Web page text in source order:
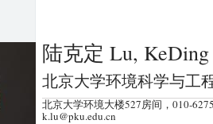
到
页
陆克定 Lu, KeDing
北京大学环境科学与工
北京大学环境大楼527房间，010-
k.lu@pku.edu.cn